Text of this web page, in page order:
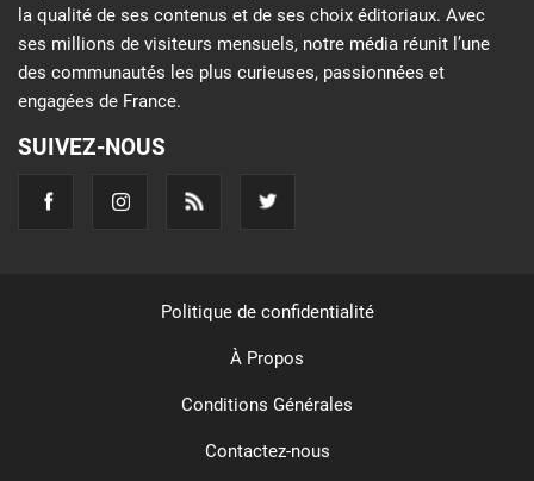
la qualité de ses contenus et de ses choix éditoriaux. Avec
ses millions de visiteurs mensuels, notre média réunit l’une
des communautés les plus curieuses, passionnées et
engagées de France.
SUIVEZ-NOUS
Politique de confidentialité
À Propos
Conditions Générales
Contactez-nous